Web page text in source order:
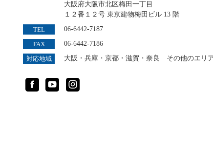
大阪府大阪市北区梅田一丁目
１２番１２号 東京建物梅田ビル 13 階
TEL 06-6442-7187
FAX 06-6442-7186
対応地域 大阪・兵庫・京都・滋賀・奈良 その他のエリ
FacebookYouTubeInstagram